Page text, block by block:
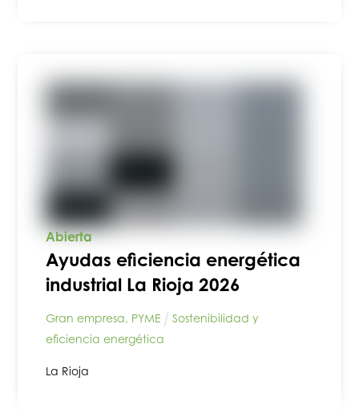
Abierta
Ayudas eficiencia energética
industrial La Rioja 2026
Gran empresa, PYME
Sostenibilidad y
eficiencia energética
La Rioja